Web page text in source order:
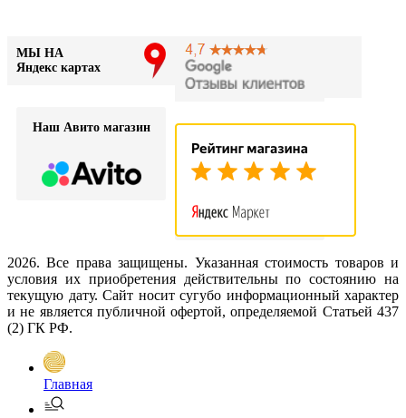
МЫ НА
Яндекс картах
Наш Авито магазин
2026. Все права защищены. Указанная стоимость товаров и
условия их приобретения действительны по состоянию на
текущую дату. Сайт носит сугубо информационный характер
и не является публичной офертой, определяемой Статьей 437
(2) ГК РФ.
Главная